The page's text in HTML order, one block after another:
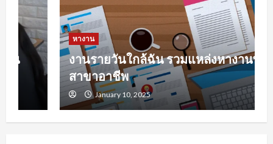
หางาน
งานรายวันใกล้ฉัน รวมแหล่งหางานทุก
สาขาอาชีพ
January 10, 2025